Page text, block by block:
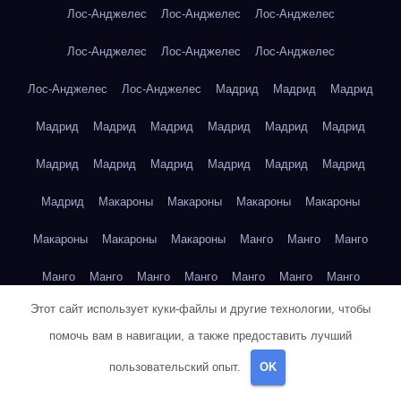
Лос-Анджелес Лос-Анджелес Лос-Анджелес
Лос-Анджелес Лос-Анджелес Лос-Анджелес
Лос-Анджелес Лос-Анджелес Мадрид Мадрид Мадрид
Мадрид Мадрид Мадрид Мадрид Мадрид Мадрид
Мадрид Мадрид Мадрид Мадрид Мадрид Мадрид
Мадрид Макароны Макароны Макароны Макароны
Макароны Макароны Макароны Манго Манго Манго
Манго Манго Манго Манго Манго Манго Манго
Манго Манго Манго Манго Манго Манго Манго
Маргарет Митчелл — Унесённые ветром
Марк Твен — Приключения Тома Сойера
Этот сайт использует куки-файлы и другие технологии, чтобы
помочь вам в навигации, а также предоставить лучший
пользовательский опыт. OK